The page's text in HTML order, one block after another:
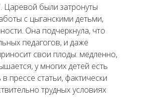
Царевой были затронуты
с цыганскими детьми,
Она подчеркнула, что
педагогов, и даже
свои плоды: медленно,
у многих детей есть
прессе статьи, фактически
трудных условиях